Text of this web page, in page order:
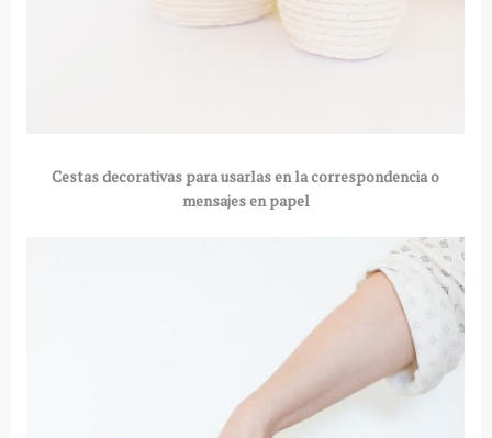
Cestas decorativas para usarlas en la correspondencia o
mensajes en papel